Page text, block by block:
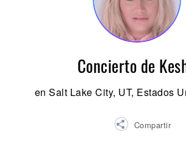
Concierto de
en Salt Lake City, UT, Estados
Compartir